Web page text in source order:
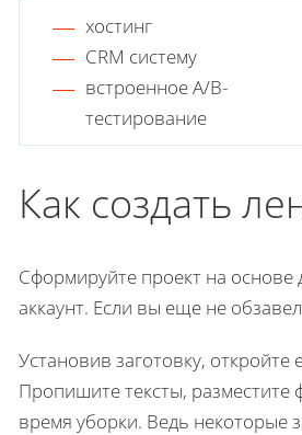
хостинг
CRM систему
встроенное A/B-
тестирование
Как создать
Сформируйте проект на основе
аккаунт. Если вы еще не
Установив заготовку,
Пропишите тексты, разместите
время уборки. Ведь некоторые